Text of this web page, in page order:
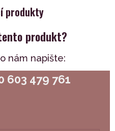
produkty
produkt?
nám napište:
603 479 761